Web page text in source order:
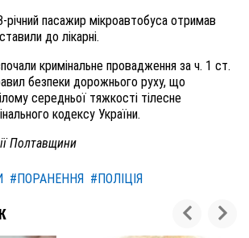
річний пасажир мікроавтобуса отримав
до лікарні.
кримінальне провадження за ч. 1 ст.
безпеки дорожнього руху, що
середньої тяжкості тілесне
кодексу України.
Полтавщини
#ПОРАНЕННЯ #ПОЛІЦІЯ